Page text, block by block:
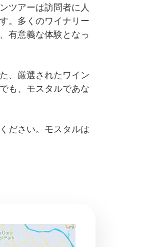
ツアーは訪問者に人
。多くのワイナリー
有意義な体験となっ
、厳選されたワイン
も、モスタルであな
ださい。モスタルは